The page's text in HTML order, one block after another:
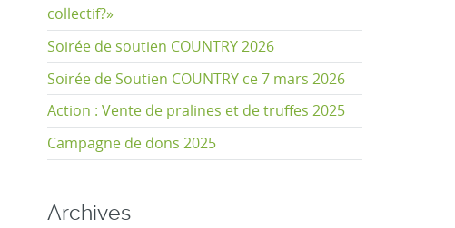
collectif?»
Soirée de soutien COUNTRY 2026
Soirée de Soutien COUNTRY ce 7 mars 2026
Action : Vente de pralines et de truffes 2025
Campagne de dons 2025
Archives